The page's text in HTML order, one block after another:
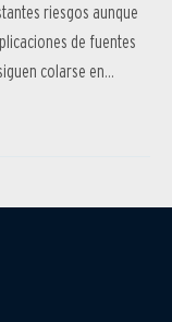
riesgos aunque
de fuentes
colarse en...